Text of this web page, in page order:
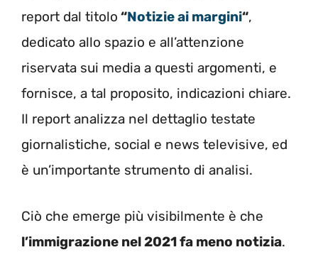
report dal titolo “Notizie ai margini“,
dedicato allo spazio e all’attenzione
riservata sui media a questi argomenti, e
fornisce, a tal proposito, indicazioni chiare.
Il report analizza nel dettaglio testate
giornalistiche, social e news televisive, ed
è un’importante strumento di analisi.
Ciò che emerge più visibilmente è che
l’immigrazione nel 2021 fa meno notizia.